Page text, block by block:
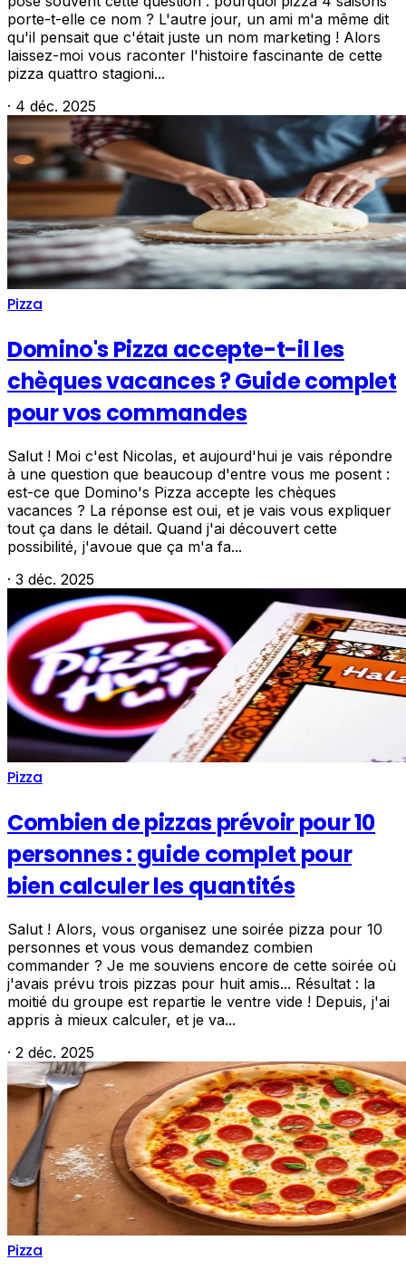
porte-t-elle ce nom ? L'autre jour, un ami m'a même dit
qu'il pensait que c'était juste un nom marketing ! Alors
laissez-moi vous raconter l'histoire fascinante de cette
pizza quattro stagioni...
· 4 déc. 2025
Pizza
Domino's Pizza accepte-t-il les
chèques vacances ? Guide complet
pour vos commandes
Salut ! Moi c'est Nicolas, et aujourd'hui je vais répondre
à une question que beaucoup d'entre vous me posent :
est-ce que Domino's Pizza accepte les chèques
vacances ? La réponse est oui, et je vais vous expliquer
tout ça dans le détail. Quand j'ai découvert cette
possibilité, j'avoue que ça m'a fa...
· 3 déc. 2025
Pizza
Combien de pizzas prévoir pour 10
personnes : guide complet pour
bien calculer les quantités
Salut ! Alors, vous organisez une soirée pizza pour 10
personnes et vous vous demandez combien
commander ? Je me souviens encore de cette soirée où
j'avais prévu trois pizzas pour huit amis... Résultat : la
moitié du groupe est repartie le ventre vide ! Depuis, j'ai
appris à mieux calculer, et je va...
· 2 déc. 2025
Pizza